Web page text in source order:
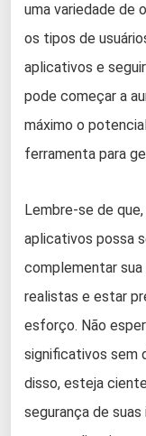
uma variedade de
os tipos de
aplicativos e
pode começar a
máximo o
ferramenta para
Lembre-se de
aplicativos possa
complementar
realistas e estar
esforço. Não
significativos sem
disso, esteja
segurança de